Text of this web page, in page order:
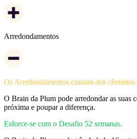
Arredondamentos
Os Arredondamentos cuidam dos cêntimos
O Brain da Plum pode arredondar as suas
próxima e poupar a diferença.
Esforce-se com o Desafio 52 semanas.